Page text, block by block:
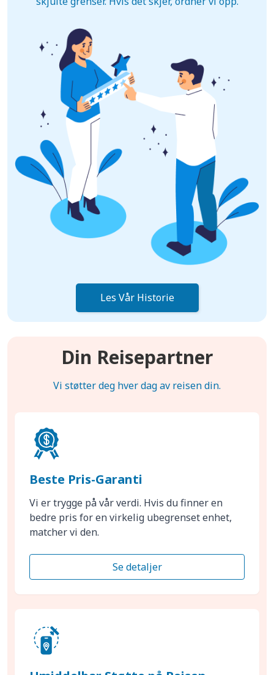
Les Vår Historie
Din Reisepartner
Vi støtter deg hver dag av reisen din.
Beste Pris-Garanti
Vi er trygge på vår verdi. Hvis du finner en
bedre pris for en virkelig ubegrenset enhet,
matcher vi den.
Se detaljer